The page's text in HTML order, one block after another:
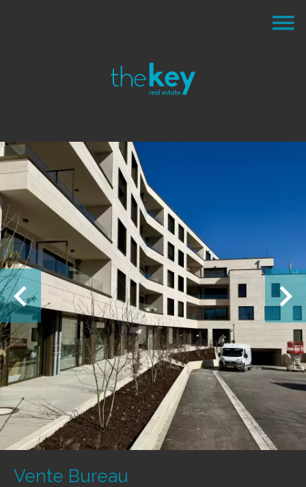
Vente Bureau